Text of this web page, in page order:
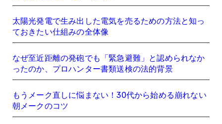
太陽光発電で生み出した電気を売るための方法と知っ
ておきたい仕組みの全体像
なぜ至近距離の発砲でも「緊急避難」と認められなか
ったのか、プロハンター書類送検の法的背景
もうメーク直しに悩まない！30代から始める崩れない
朝メークのコツ